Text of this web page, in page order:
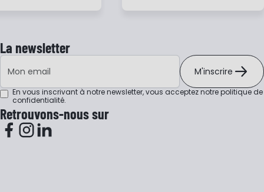
La newsletter
Adresse e-mail
M'inscrire
En vous inscrivant à notre newsletter, vous acceptez notrepolitique de
confidentialité.
Retrouvons-nous sur